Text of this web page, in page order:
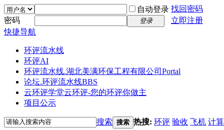
自动登录 找回密码
密码
登录
立即注册
快捷导航
环评流水线
环评AI
环评流水线.湖北美满环保工程有限公司 Portal
论坛.环评流水线BBS
云环评学堂云环评-您的环评你做主
项目公示
搜索 搜索 热搜: 环评 验收 飞机 计算